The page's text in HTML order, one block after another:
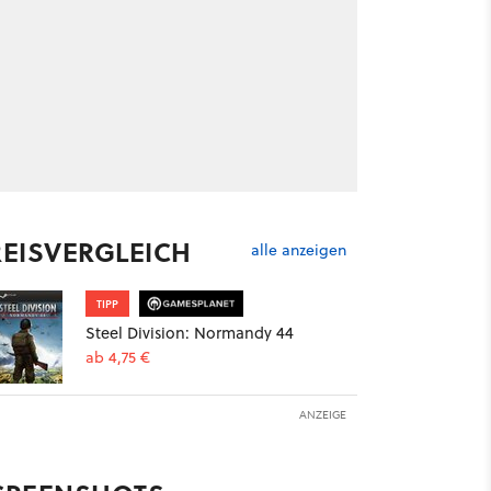
alle anzeigen
TIPP
Steel Division: Normandy 44
ab 4,75 €
ANZEIGE